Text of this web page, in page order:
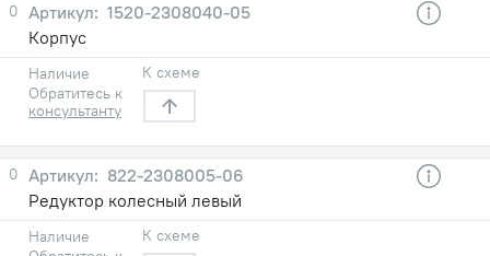
0
1520-2308040-05
Корпус
Наличие
Обратитесь к
консультанту
К схеме
0
822-2308005-06
Редуктор колесный левый
Наличие
К схеме